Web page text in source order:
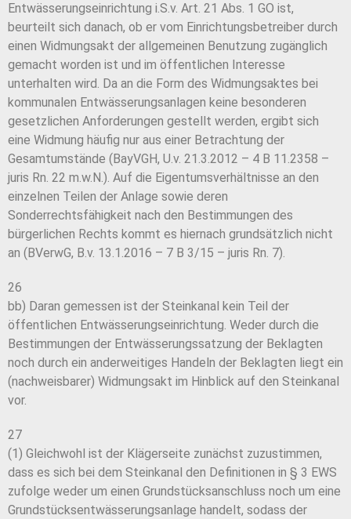
Entwässerungseinrichtung i.S.v. Art. 21 Abs. 1 GO ist,
beurteilt sich danach, ob er vom Einrichtungsbetreiber durch
einen Widmungsakt der allgemeinen Benutzung zugänglich
gemacht worden ist und im öffentlichen Interesse
unterhalten wird. Da an die Form des Widmungsaktes bei
kommunalen Entwässerungsanlagen keine besonderen
gesetzlichen Anforderungen gestellt werden, ergibt sich
eine Widmung häufig nur aus einer Betrachtung der
Gesamtumstände (BayVGH, U.v. 21.3.2012 – 4 B 11.2358 –
juris Rn. 22 m.w.N.). Auf die Eigentumsverhältnisse an den
einzelnen Teilen der Anlage sowie deren
Sonderrechtsfähigkeit nach den Bestimmungen des
bürgerlichen Rechts kommt es hiernach grundsätzlich nicht
an (BVerwG, B.v. 13.1.2016 – 7 B 3/15 – juris Rn. 7).
26
bb) Daran gemessen ist der Steinkanal kein Teil der
öffentlichen Entwässerungseinrichtung. Weder durch die
Bestimmungen der Entwässerungssatzung der Beklagten
noch durch ein anderweitiges Handeln der Beklagten liegt ein
(nachweisbarer) Widmungsakt im Hinblick auf den Steinkanal
vor.
27
(1) Gleichwohl ist der Klägerseite zunächst zuzustimmen,
dass es sich bei dem Steinkanal den Definitionen in § 3 EWS
zufolge weder um einen Grundstücksanschluss noch um eine
Grundstücksentwässerungsanlage handelt, sodass der